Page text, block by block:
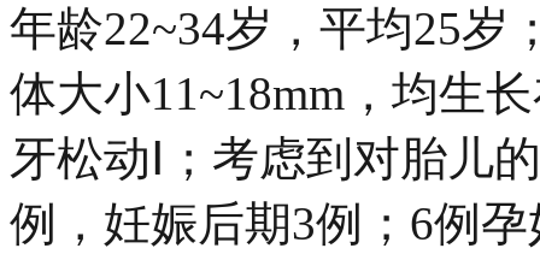
年龄22~34岁，平均25岁
体大小11~18mm，均生
牙松动Ⅰ；考虑到对胎儿
例，妊娠后期3例；6例